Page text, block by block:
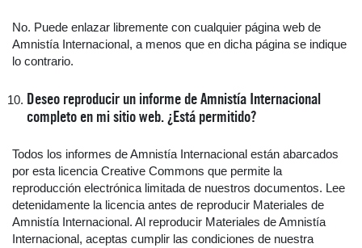
No. Puede enlazar libremente con cualquier página web de
Amnistía Internacional, a menos que en dicha página se indique
lo contrario.
Deseo reproducir un informe de Amnistía Internacional
completo en mi sitio web. ¿Está permitido?
Todos los informes de Amnistía Internacional están abarcados
por esta licencia Creative Commons que permite la
reproducción electrónica limitada de nuestros documentos. Lee
detenidamente la licencia antes de reproducir Materiales de
Amnistía Internacional. Al reproducir Materiales de Amnistía
Internacional, aceptas cumplir las condiciones de nuestra